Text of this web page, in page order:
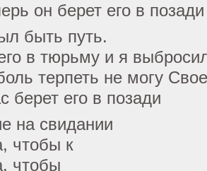
он берет его в позади
быть путь.
в тюрьму и я
терпеть не могу
берет его в позади
на свидании
чтобы к
чтобы